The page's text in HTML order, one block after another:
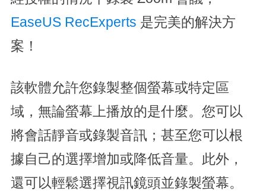
EaseUS RecExperts 是完美的解決方
案！
該軟體允許您錄製整個螢幕或特定區
域，無論螢幕上播放的是什麼。您可以
將會話靜音或錄製音訊；甚至您可以根
據自己的選擇增加或降低音量。此外，
還可以輕鬆選擇視訊鏡頭並錄製螢幕。